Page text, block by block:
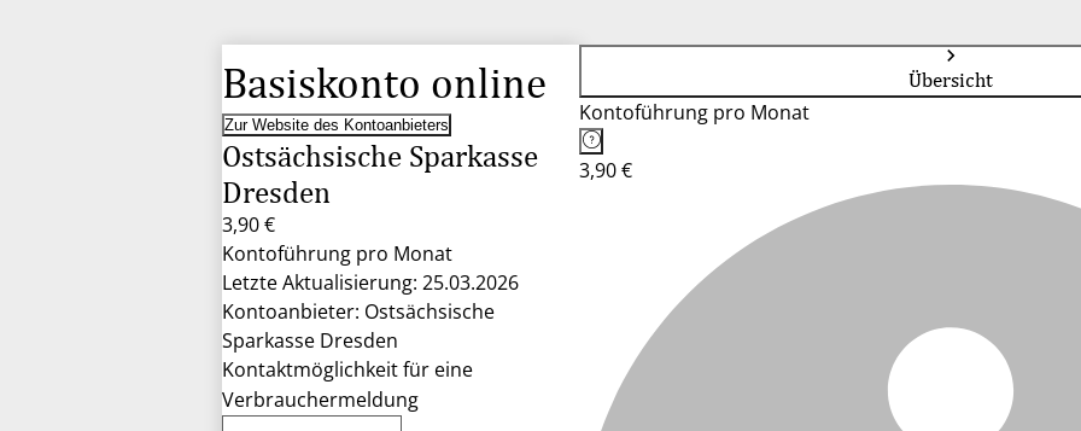
Basiskonto online
Zur Website des Kontoanbieters
Ostsächsische Sparkasse
Dresden
3,90 €
Kontoführung pro Monat
Letzte Aktualisierung: 25.03.2026
Kontoanbieter: Ostsächsische
Sparkasse Dresden
Kontaktmöglichkeit für eine
Verbrauchermeldung
Übersicht
Kontoführung pro Monat
3,90 €